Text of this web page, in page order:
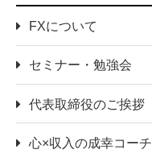
FXについて
セミナー・勉強会
代表取締役のご挨拶
心×収入の成幸コーチ